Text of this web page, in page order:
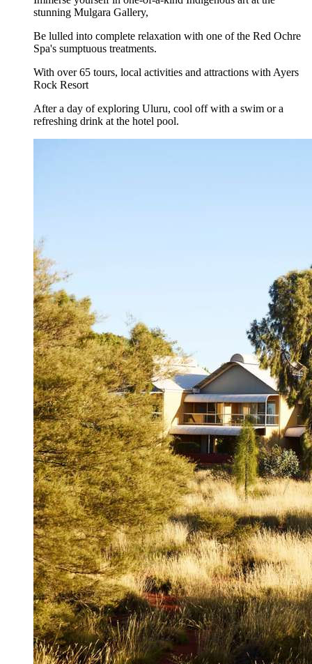
stunning Mulgara Gallery,
Be lulled into complete relaxation with one of the Red Ochre
Spa's sumptuous treatments.
With over 65 tours, local activities and attractions with Ayers
Rock Resort
After a day of exploring Uluru, cool off with a swim or a
refreshing drink at the hotel pool.